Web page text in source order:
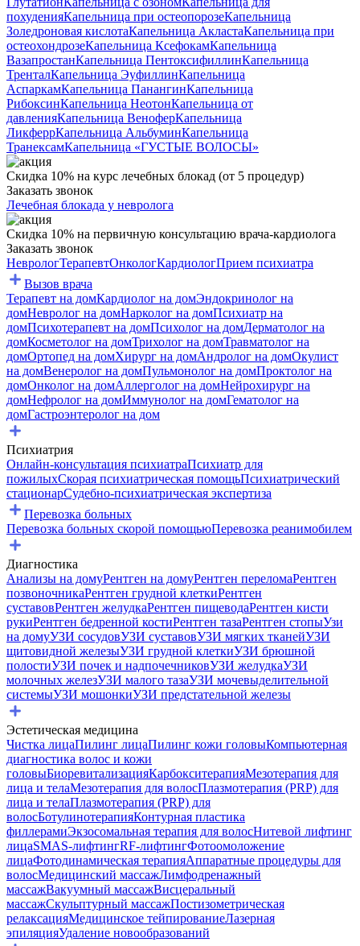
похуденияКапельница при остеопорозеКапельница
Золедроновая кислотаКапельница АкластаКапельница при
остеохондрозеКапельница КсефокамКапельница
ВазапростанКапельница ПентоксифиллинКапельница
ТренталКапельница ЭуфиллинКапельница
АспаркамКапельница ПанангинКапельница
РибоксинКапельница НеотонКапельница от
давленияКапельница ВеноферКапельница
ЛикферрКапельница АльбуминКапельница
ТранексамКапельница «ГУСТЫЕ ВОЛОСЫ»
Скидка 10% на курс лечебных блокад (от 5 процедур)
Заказать звонок
Лечебная блокада у невролога
Скидка 10% на первичную консультацию врача-кардиолога
Заказать звонок
НеврологТерапевтОнкологКардиологПрием психиатра
Вызов врача
Терапевт на домКардиолог на домЭндокринолог на
домНевролог на домНарколог на домПсихиатр на
домПсихотерапевт на домПсихолог на домДерматолог на
домКосметолог на домТрихолог на домТравматолог на
домОртопед на домХирург на домАндролог на домОкулист
на домВенеролог на домПульмонолог на домПроктолог на
домОнколог на домАллерголог на домНейрохирург на
домНефролог на домИммунолог на домГематолог на
домГастроэнтеролог на дом
Психиатрия
Онлайн-консультация психиатраПсихиатр для
пожилыхСкорая психиатрическая помощьПсихиатрический
стационарСудебно-психиатрическая экспертиза
Перевозка больных
Перевозка больных скорой помощьюПеревозка реанимобилем
Диагностика
Анализы на домуРентген на домуРентген переломаРентген
позвоночникаРентген грудной клеткиРентген
суставовРентген желудкаРентген пищеводаРентген кисти
рукиРентген бедренной костиРентген тазаРентген стопыУзи
на домуУЗИ сосудовУЗИ суставовУЗИ мягких тканейУЗИ
щитовидной железыУЗИ грудной клеткиУЗИ брюшной
полостиУЗИ почек и надпочечниковУЗИ желудкаУЗИ
молочных железУЗИ малого тазаУЗИ мочевыделительной
системыУЗИ мошонкиУЗИ предстательной железы
Эстетическая медицина
Чистка лицаПилинг лицаПилинг кожи головыКомпьютерная
диагностика волос и кожи
головыБиоревитализацияКарбокситерапияМезотерапия для
лица и телаМезотерапия для волосПлазмотерапия (PRP) для
лица и телаПлазмотерапия (PRP) для
волосБотулинотерапияКонтурная пластика
филлерамиЭкзосомальная терапия для волосНитевой лифтинг
лицаSMAS-лифтингRF-лифтингФотоомоложение
лицаФотодинамическая терапияАппаратные процедуры для
волосМедицинский массажЛимфодренажный
массажВакуумный массажВисцеральный
массажСкульптурный массажПостизометрическая
релаксацияМедицинское тейпированиеЛазерная
эпиляцияУдаление новообразований